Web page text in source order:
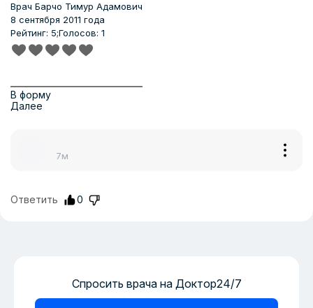
Врач Барчо Тимур Адамович
8 сентября 2011 года
Рейтинг: 5;Голосов: 1
В форму
Далее
7м
Ответить 0
Спросить врача на Доктор24/7